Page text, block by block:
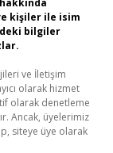
kişiler ile isim
bilgiler
ve İletişim
olarak hizmet
olarak denetleme
Ancak, üyelerimiz
siteye üye olarak